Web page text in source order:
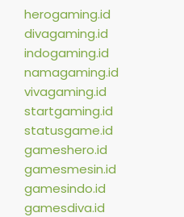
herogaming.id
divagaming.id
indogaming.id
namagaming.id
vivagaming.id
startgaming.id
statusgame.id
gameshero.id
gamesmesin.id
gamesindo.id
gamesdiva.id